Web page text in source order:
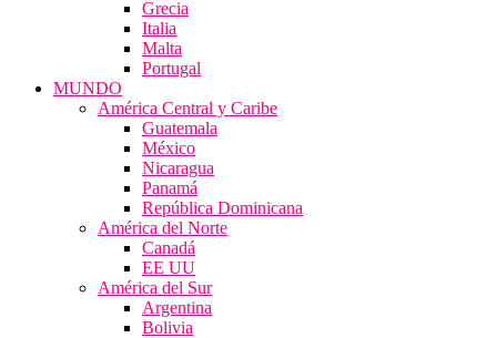
Grecia
Italia
Malta
Portugal
MUNDO
América Central y Caribe
Guatemala
México
Nicaragua
Panamá
República Dominicana
América del Norte
Canadá
EE UU
América del Sur
Argentina
Bolivia